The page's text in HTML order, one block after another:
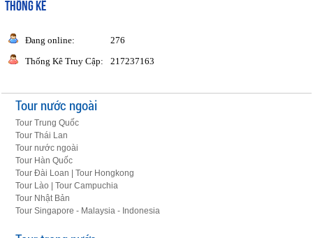
THỐNG KÊ
Đang online:
276
Thống Kê Truy Cập:
217237163
Tour nước ngoài
Tour Trung Quốc
Tour Thái Lan
Tour nước ngoài
Tour Hàn Quốc
Tour Đài Loan | Tour Hongkong
Tour Lào | Tour Campuchia
Tour Nhật Bản
Tour Singapore - Malaysia - Indonesia